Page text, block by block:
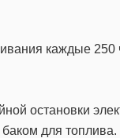
каждые 250
остановки
для топлива.